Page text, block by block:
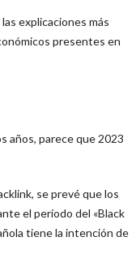
explicaciones más
presentes en
años, parece que 2023
se prevé que los
el período del «Black
tiene la intención de